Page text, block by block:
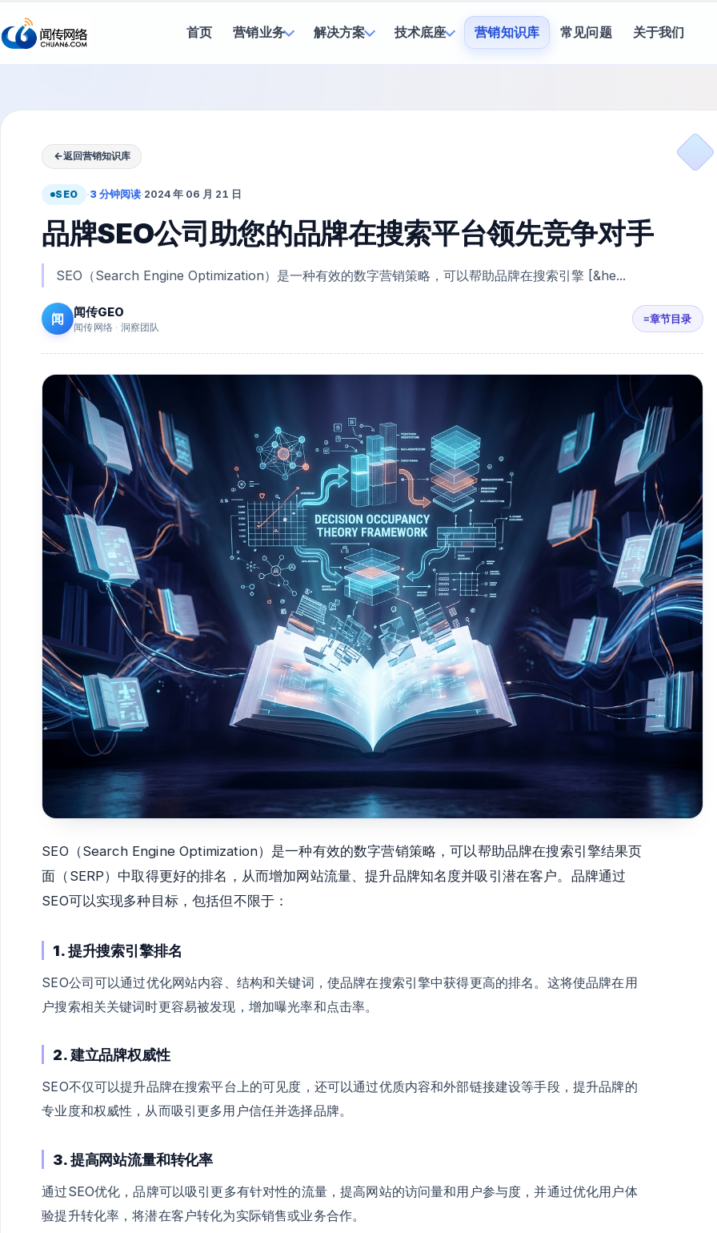
首页 营销业务 解决方案 技术底座 营销知识库 常见问题 关于我们
←返回营销知识库
SEO ·3 分钟阅读·2024 年 06 月 21 日
品牌SEO公司助您的品牌在搜索平台领先竞争对手
SEO（Search Engine Optimization）是一种有效的数字营销策略，可以帮助品牌在搜索引擎 [&he...
闻 闻传GEO
闻传网络 · 洞察团队
≡章节目录
SEO（Search Engine Optimization）是一种有效的数字营销策略，可以帮助品牌在搜索引擎结果页
面（SERP）中取得更好的排名，从而增加网站流量、提升品牌知名度并吸引潜在客户。品牌通过
SEO可以实现多种目标，包括但不限于：
1. 提升搜索引擎排名
SEO公司可以通过优化网站内容、结构和关键词，使品牌在搜索引擎中获得更高的排名。这将使品牌在用
户搜索相关关键词时更容易被发现，增加曝光率和点击率。
2. 建立品牌权威性
SEO不仅可以提升品牌在搜索平台上的可见度，还可以通过优质内容和外部链接建设等手段，提升品牌的
专业度和权威性，从而吸引更多用户信任并选择品牌。
3. 提高网站流量和转化率
通过SEO优化，品牌可以吸引更多有针对性的流量，提高网站的访问量和用户参与度，并通过优化用户体
验提升转化率，将潜在客户转化为实际销售或业务合作。